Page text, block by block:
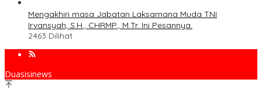
Mengakhiri masa Jabatan Laksamana Muda TNI
Irvansyah, S.H., CHRMP., M.Tr. Ini Pesannya.
2463 Dilihat
Duasisinews